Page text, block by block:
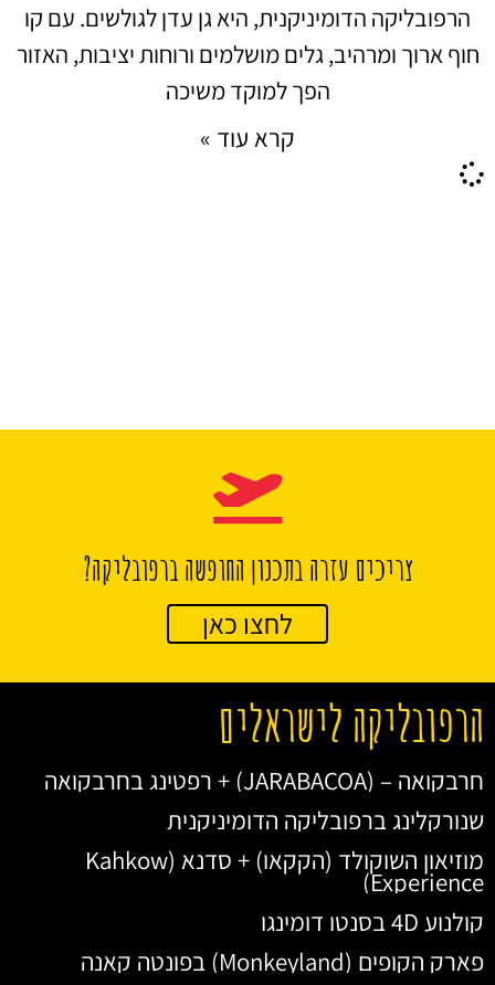
הרפובליקה הדומיניקנית, היא גן עדן לגולשים. עם קו
חוף ארוך ומרהיב, גלים מושלמים ורוחות יציבות, האזור
הפך למוקד משיכה
קרא עוד »
צריכים עזרה בתכנון החופשה ברפובליקה?
לחצו כאן
הרפובליקה לישראלים
חרבקואה – (JARABACOA) + רפטינג בחרבקואה
שנורקלינג ברפובליקה הדומיניקנית
מוזיאון השוקולד (הקקאו) + סדנא (Kahkow
Experience)
קולנוע 4D בסנטו דומינגו
פארק הקופים (Monkeyland) בפונטה קאנה